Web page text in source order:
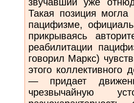
Такая позиция
пацифизме,
прикрываясь
реабилитации
говорил Маркс)
этого
— придает
чрезвычайную